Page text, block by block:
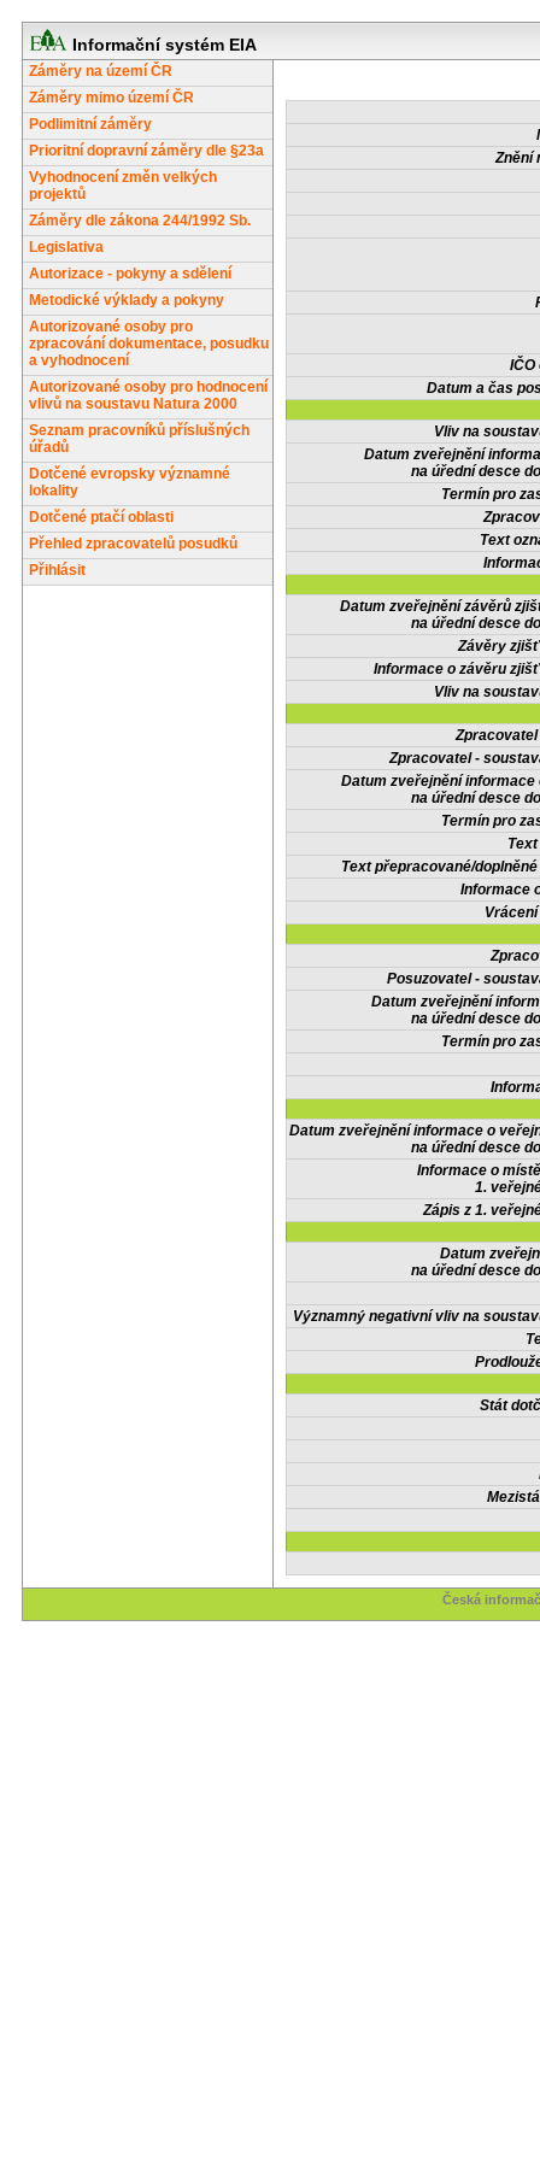
Informační systém EIA
Záměry na území ČR
Záměry mimo území ČR
Podlimitní záměry
Prioritní dopravní záměry dle §23a
Vyhodnocení změn velkých
projektů
Záměry dle zákona 244/1992 Sb.
Legislativa
Autorizace - pokyny a sdělení
Metodické výklady a pokyny
Autorizované osoby pro
zpracování dokumentace, posudku
a vyhodnocení
Autorizované osoby pro hodnocení
vlivů na soustavu Natura 2000
Seznam pracovníků příslušných
úřadů
Dotčené evropsky významné
lokality
Dotčené ptačí oblasti
Přehled zpracovatelů posudků
Přihlásit
Znění
IČO
Datum a čas
Vliv na
Datum zveřejnění
na úřední desce
Termín pro
Text
Datum zveřejnění závěrů
na úřední desce
Závěry
Informace o závěru
Vliv na
Zpracovatel -
Datum zveřejnění informace
na úřední desce
Termín pro
Text přepracované/
Informace
Posuzovatel -
Datum zveřejnění
na úřední desce
Termín pro
Datum zveřejnění informace o
na úřední desce
Informace o
1.
Zápis z 1.
Datum
na úřední desce
Významný negativní vliv na
Stát
Česká